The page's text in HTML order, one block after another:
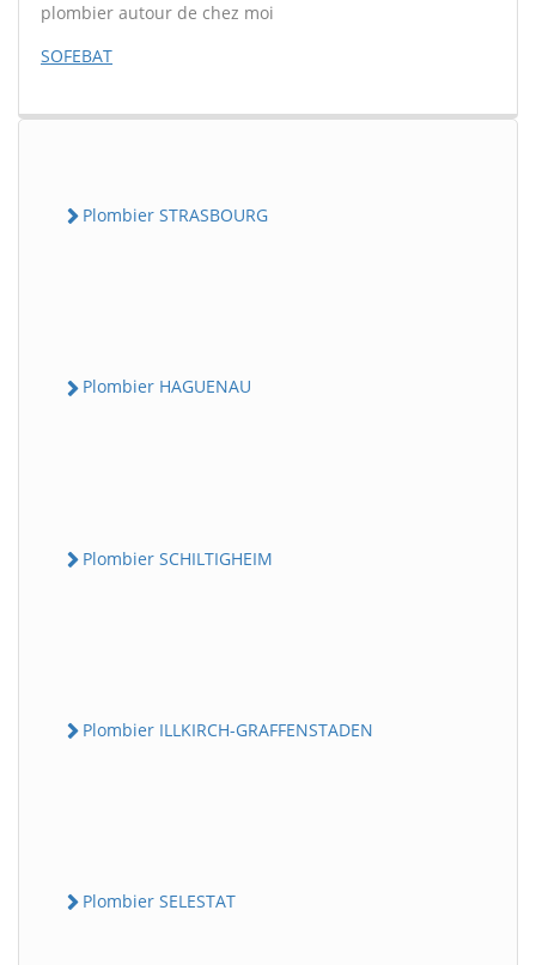
plombier autour de chez moi
SOFEBAT
Plombier STRASBOURG
Plombier HAGUENAU
Plombier SCHILTIGHEIM
Plombier ILLKIRCH-GRAFFENSTADEN
Plombier SELESTAT